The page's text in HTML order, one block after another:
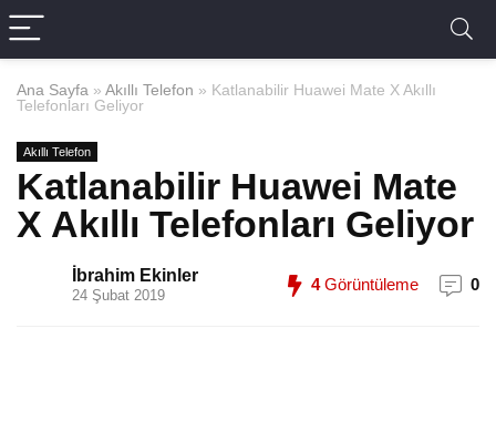
Ana Sayfa » Akıllı Telefon » Katlanabilir Huawei Mate X Akıllı
Telefonları Geliyor
Akıllı Telefon
Katlanabilir Huawei Mate
X Akıllı Telefonları Geliyor
İbrahim Ekinler
24 Şubat 2019
4Görüntüleme 0